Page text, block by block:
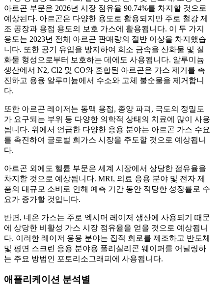
아르곤 부문은 2026년 시장 점유율 90.74%를 차지할 것으로
예상된다. 아르곤은 다양한 용도로 활용되지만 주로 철강 제
조 공장과 용접 용도의 보호 가스에 활용됩니다. 이 두 가지
용도는 2023년 전체 아르곤 판매량의 절반 이상을 차지했습
니다. 또한 공기 유입을 방지하여 희소 금속을 산화물 및 질
화물 형성으로부터 보호하는 데에도 사용됩니다. 알루미늄
생산에서 N2, Cl2 및 CO와 혼합된 아르곤은 가스 제거를 촉
진하고 용융 알루미늄에서 수소와 고체 불순물을 제거합니
다.
또한 아르곤 레이저는 동맥 용접, 종양 파괴, 극도의 정밀도
가 요구되는 부위 등 다양한 의학적 상태의 치료에 많이 사용
됩니다. 위에서 언급한 다양한 응용 분야는 아르곤 가스 수요
를 촉진하여 글로벌 희가스 시장을 주도할 것으로 예상됩니
다.
아르곤 외에도 헬륨 부문은 세계 시장에서 상당한 점유율을
차지할 것으로 예상됩니다. MRI, 의료 응용 분야 및 전자 제
품의 대규모 소비로 인해 예측 기간 동안 적당한 성장률로 수
요가 증가할 것입니다.
반면, 네온 가스는 주로 엑시머 레이저 생산에 사용되기 때문
에 상당한 비활성 가스 시장 점유율을 얻을 것으로 예상됩니
다. 이러한 레이저 응용 분야는 집적 회로를 제조하고 반도체
및 평면 스크린 응용 분야용 폴리실리콘 웨이퍼를 어닐링하
는 주요 방법인 포토리소그래피에 사용됩니다.
애플리케이션 분석별